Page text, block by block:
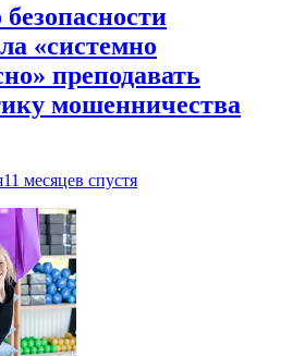
«системно
преподавать
мошенничества
11 месяцев спустя